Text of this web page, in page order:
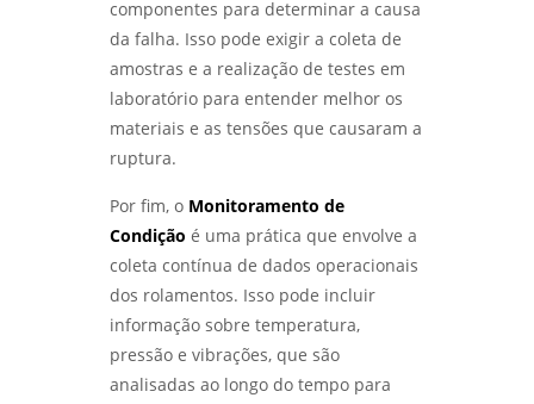
O MELHOR PARA SUAS NECESSIDADES DE
TESTES E ANÁLISES - LABMETAL
COMO REALIZAR ANÁLISE DE FALHAS EM
ROLAMENTOS EM SÃO PAULO COM EFICÁCIA -
LABMETAL
ENGRENAGENS EM SP PARA OTIMIZAR A
MANUTENÇÃO - LABMETAL
ANÁLISE DE FALHAS EM ROLAMENTOS EM SP:
DIAGNÓSTICO EFICIENTE PARA INDÚSTRIAS -
LABMETAL
COMO A ANÁLISE DE FALHAS PARA
componentes para determinar a causa
da falha. Isso pode exigir a coleta de
amostras e a realização de testes em
laboratório para entender melhor os
materiais e as tensões que causaram a
ruptura.
Por fim, o Monitoramento de
Condição é uma prática que envolve a
coleta contínua de dados operacionais
dos rolamentos. Isso pode incluir
informação sobre temperatura,
pressão e vibrações, que são
analisadas ao longo do tempo para